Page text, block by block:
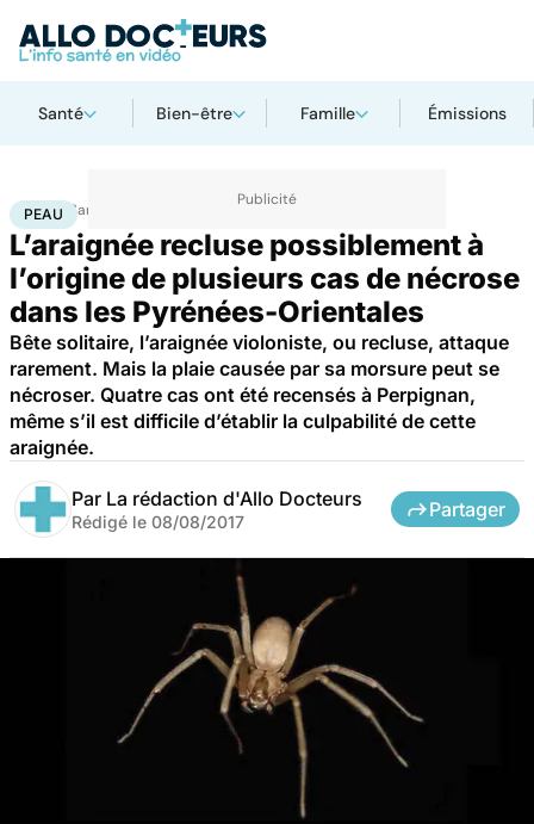
Santé Bien-être Famille Émissions
Accueil Santé
PEAU
L’araignée recluse possiblement à
l’origine de plusieurs cas de nécrose
dans les Pyrénées-Orientales
Bête solitaire, l’araignée violoniste, ou recluse, attaque
rarement. Mais la plaie causée par sa morsure peut se
nécroser. Quatre cas ont été recensés à Perpignan,
même s’il est difficile d’établir la culpabilité de cette
araignée.
Par La rédaction d'Allo Docteurs
Rédigé le 08/08/2017
Partager